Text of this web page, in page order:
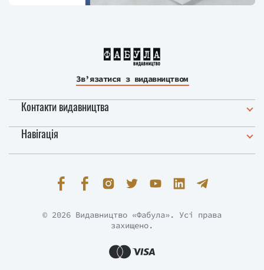
Зв’язатися з видавництвом
Контакти видавництва
Навігація
© 2026 Видавництво «Фабула». Усі права
захищено.